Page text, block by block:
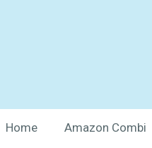
Home Amazon Combi